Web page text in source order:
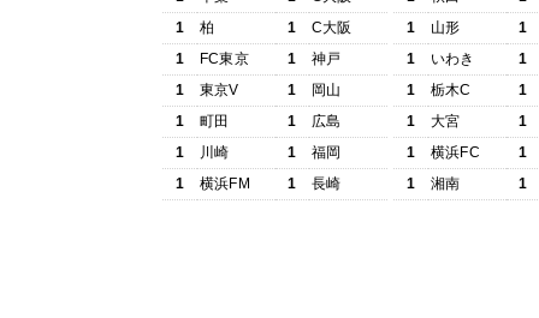
1
柏 1
C大阪
1
FC東京 1
神戸
1
東京V 1
岡山
1
町田 1
広島
1
川崎 1
福岡
1
横浜FM 1 長崎
1
山形
1
1
いわき
1
1
栃木C
1
1
大宮
1
1
横浜FC
1
1
湘南 1